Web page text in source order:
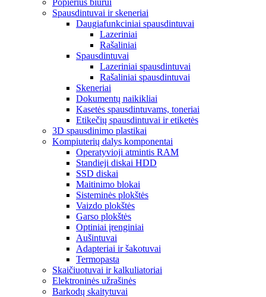
Popierius biurui
Spausdintuvai ir skeneriai
Daugiafunkciniai spausdintuvai
Lazeriniai
Rašaliniai
Spausdintuvai
Lazeriniai spausdintuvai
Rašaliniai spausdintuvai
Skeneriai
Dokumentų naikikliai
Kasetės spausdintuvams, toneriai
Etikečių spausdintuvai ir etiketės
3D spausdinimo plastikai
Kompiuterių dalys komponentai
Operatyvioji atmintis RAM
Standieji diskai HDD
SSD diskai
Maitinimo blokai
Sisteminės plokštės
Vaizdo plokštės
Garso plokštės
Optiniai įrenginiai
Aušintuvai
Adapteriai ir šakotuvai
Termopasta
Skaičiuotuvai ir kalkuliatoriai
Elektroninės užrašinės
Barkodų skaitytuvai